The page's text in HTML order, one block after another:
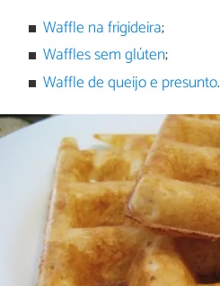
Waffle na frigideira;
Waffles sem glúten;
Waffle de queijo e presunto.